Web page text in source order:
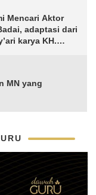
Mencari Aktor
adaptasi dari
karya KH.
MN yang